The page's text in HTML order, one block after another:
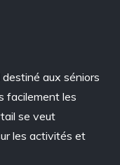
aux séniors
facilement les
se veut
les activités et